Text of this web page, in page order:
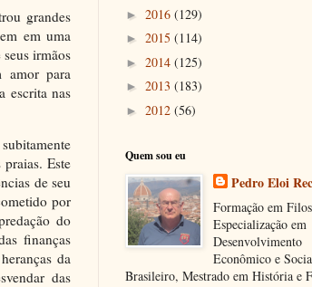
grandes
em uma
irmãos
amor para
escrita nas
Este
de seu
por
do
finanças
da
das
► 2016 (129)
► 2015 (114)
► 2014 (125)
► 2013 (183)
► 2012 (56)
Quem sou eu
Pedro Eloi
Formação em
Especialização em
Desenvolvimento
Econômico e
Brasileiro, Mestrado em História e